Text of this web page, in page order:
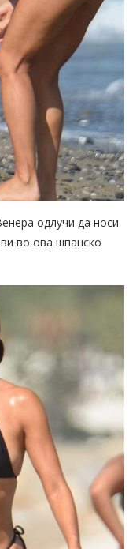
одлучи да носи
во ова шпанско